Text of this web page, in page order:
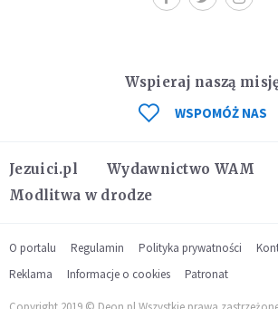
Jezuici.pl Wydawnictwo WAM
Modlitwa w drodze
Wspieraj naszą
WSPOMÓŻ NAS
O portalu Regulamin Polityka prywatności
Reklama
Informacje o cookies Patronat